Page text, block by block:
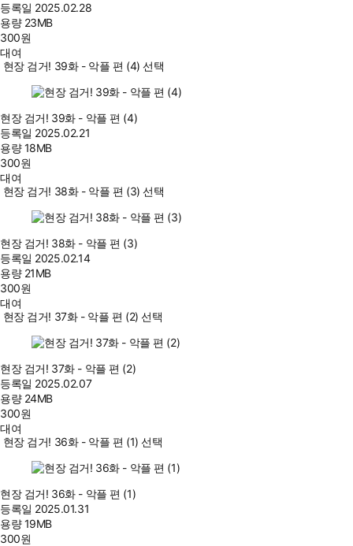
등록일 2025.02.28
용량 23MB
300원
대여
현장 검거! 39화 - 악플 편 (4) 선택
현장 검거! 39화 - 악플 편 (4)
등록일 2025.02.21
용량18MB
300원
대여
현장 검거! 38화 - 악플 편 (3) 선택
현장 검거! 38화 - 악플 편 (3)
등록일 2025.02.14
용량 21MB
300원
대여
현장 검거! 37화 - 악플 편 (2) 선택
현장 검거! 37화 - 악플 편 (2)
등록일 2025.02.07
용량 24MB
300원
대여
현장 검거! 36화 - 악플 편 (1) 선택
현장 검거! 36화 - 악플 편 (1)
등록일 2025.01.31
용량19MB
300원